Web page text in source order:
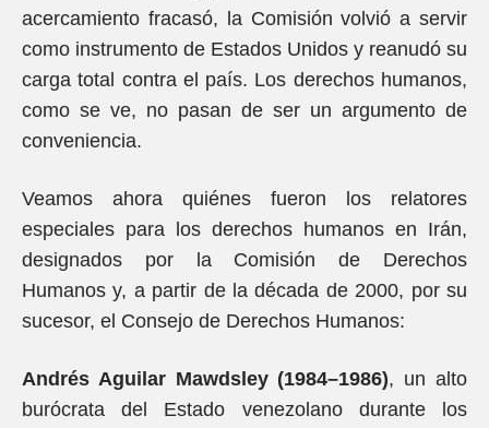
acercamiento fracasó, la Comisión volvió a servir
como instrumento de Estados Unidos y reanudó su
carga total contra el país. Los derechos humanos,
como se ve, no pasan de ser un argumento de
conveniencia.
Veamos ahora quiénes fueron los relatores
especiales para los derechos humanos en Irán,
designados por la Comisión de Derechos
Humanos y, a partir de la década de 2000, por su
sucesor, el Consejo de Derechos Humanos:
Andrés Aguilar Mawdsley (1984–1986), un alto
burócrata del Estado venezolano durante los